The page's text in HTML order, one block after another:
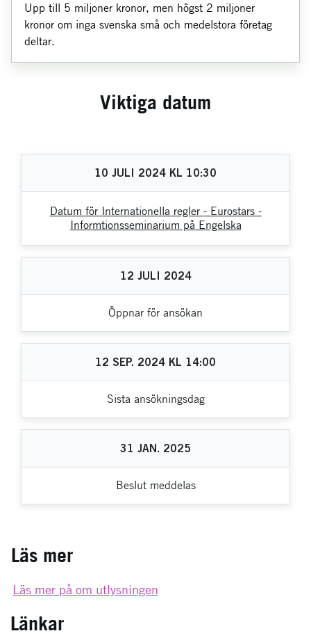
Upp till 5 miljoner kronor, men högst 2 miljoner
kronor om inga svenska små och medelstora företag
deltar.
Viktiga datum
10 JULI 2024 KL 10:30
Datum för Internationella regler - Eurostars -
Informtionsseminarium på Engelska
12 JULI 2024
Öppnar för ansökan
12 SEP. 2024 KL 14:00
Sista ansökningsdag
31 JAN. 2025
Beslut meddelas
Läs mer
Läs mer på om utlysningen
Länkar